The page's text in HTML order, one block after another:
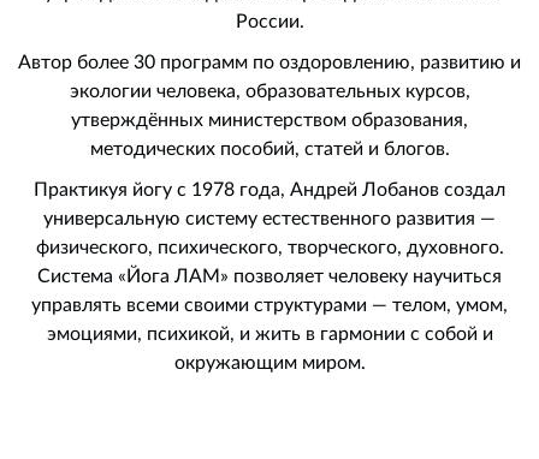
России.
Автор более 30 программ по оздоровлению, развитию и
экологии человека, образовательных курсов,
утверждённых министерством образования,
методических пособий, статей и блогов.
Практикуя йогу с 1978 года, Андрей Лобанов создал
универсальную систему естественного развития —
физического, психического, творческого, духовного.
Система «Йога ЛАМ» позволяет человеку научиться
управлять всеми своими структурами — телом, умом,
эмоциями, психикой, и жить в гармонии с собой и
окружающим миром.